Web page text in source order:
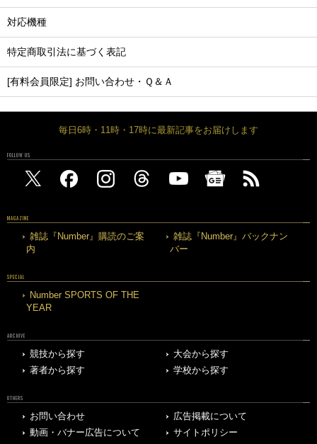
対応機種
特定商取引法に基づく表記
[有料会員限定] お問い合わせ・Ｑ＆Ａ
毎日6時・11時・17時に最新記事をお届けします
FOLLOW US
MAGAZINE
雑誌『Number』購読のご案
内
雑誌『Number』バックナン
バー
SPECIAL
Number SPORTS OF THE
YEAR
ARCHIVE
競技から探す
大会から探す
著者から探す
学校から探す
OTHERS
お問い合わせ
広告掲載について
動画・バナー広告について
サイトポリシー